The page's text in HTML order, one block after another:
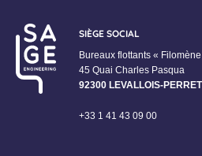
SIÈGE SOCIAL
Bureaux flottants «
45 Quai Charles Pasqua
92300 LEVALLOIS-PERRET
+33 1 41 43 09 00